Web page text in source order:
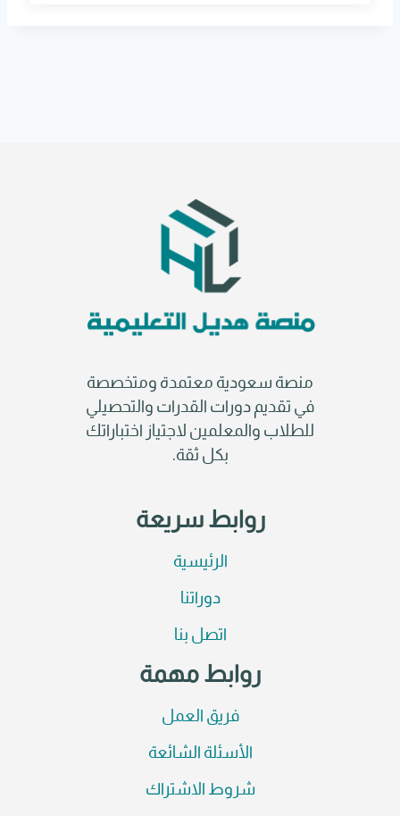
منصة سعودية معتمدة ومتخصصة
في تقديم دورات القدرات والتحصيلي
للطلاب والمعلمين لاجتياز اختباراتك
بكل ثقة.
روابط سريعة
الرئيسية
دوراتنا
اتصل بنا
روابط مهمة
فريق العمل
الأسئلة الشائعة
شروط الاشتراك